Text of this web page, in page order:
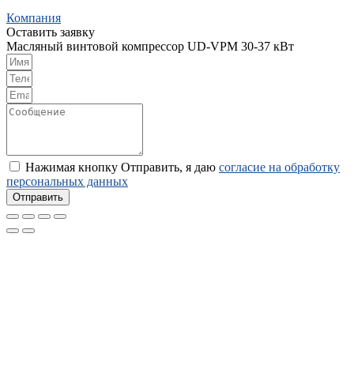
Компания
Оставить заявку
Масляный винтовой компрессор UD-VPM 30-37 кВт
Нажимая кнопку Отправить, я даю согласие на обработку
персональных данных
Отправить